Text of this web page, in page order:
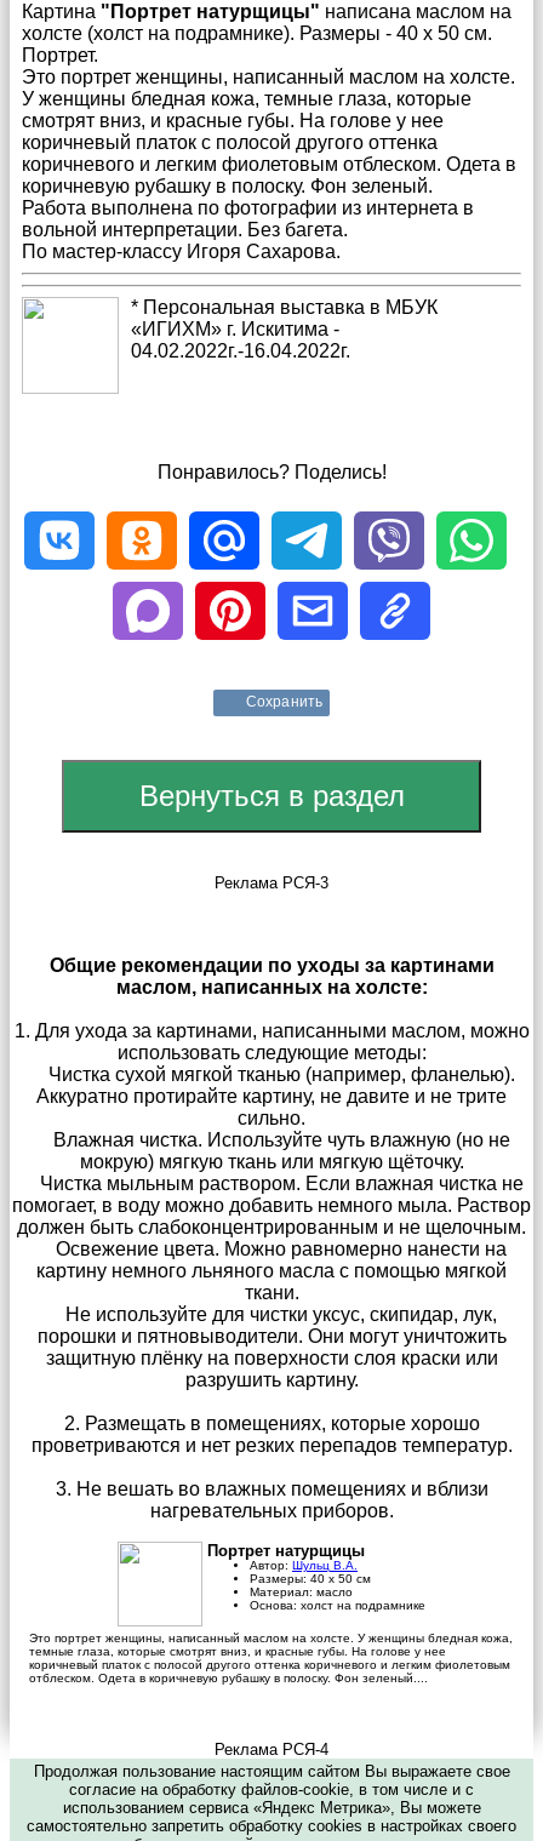
Картина "Портрет натурщицы" написана маслом на
холсте (холст на подрамнике). Размеры - 40 х 50 см.
Портрет.
Это портрет женщины, написанный маслом на холсте.
У женщины бледная кожа, темные глаза, которые
смотрят вниз, и красные губы. На голове у нее
коричневый платок с полосой другого оттенка
коричневого и легким фиолетовым отблеском. Одета в
коричневую рубашку в полоску. Фон зеленый.
Работа выполнена по фотографии из интернета в
вольной интерпретации. Без багета.
По мастер-классу Игоря Сахарова.
* Персональная выставка в МБУК
«ИГИХМ» г. Искитима -
04.02.2022г.-16.04.2022г.
Понравилось? Поделись!
Сохранить
Реклама РСЯ-3
Общие рекомендации по уходы за картинами
маслом, написанных на холсте:
1. Для ухода за картинами, написанными маслом, можно
использовать следующие методы:
Чистка сухой мягкой тканью (например, фланелью).
Аккуратно протирайте картину, не давите и не трите
сильно.
Влажная чистка. Используйте чуть влажную (но не
мокрую) мягкую ткань или мягкую щёточку.
Чистка мыльным раствором. Если влажная чистка не
помогает, в воду можно добавить немного мыла. Раствор
должен быть слабоконцентрированным и не щелочным.
Освежение цвета. Можно равномерно нанести на
картину немного льняного масла с помощью мягкой
ткани.
Не используйте для чистки уксус, скипидар, лук,
порошки и пятновыводители. Они могут уничтожить
защитную плёнку на поверхности слоя краски или
разрушить картину.
2. Размещать в помещениях, которые хорошо
проветриваются и нет резких перепадов температур.
3. Не вешать во влажных помещениях и вблизи
нагревательных приборов.
Портрет натурщицы
Автор: Шульц В.А.
Размеры: 40 х 50 см
Материал: масло
Основа: холст на подрамнике
Это портрет женщины, написанный маслом на холсте. У женщины бледная кожа,
темные глаза, которые смотрят вниз, и красные губы. На голове у нее
коричневый платок с полосой другого оттенка коричневого и легким фиолетовым
отблеском. Одета в коричневую рубашку в полоску. Фон зеленый....
Реклама РСЯ-4
Продолжая пользование настоящим сайтом Вы выражаете свое
согласие на обработку файлов-cookie, в том числе и с
использованием сервиса «Яндекс Метрика», Вы можете
самостоятельно запретить обработку cookies в настройках своего